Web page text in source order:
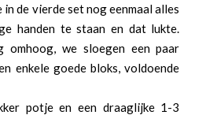
in de vierde set nog eenmaal alles
handen te staan en dat lukte.
omhoog, we sloegen een paar
enkele goede bloks, voldoende
potje en een draaglijke 1-3